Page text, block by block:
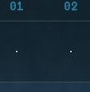
01 02